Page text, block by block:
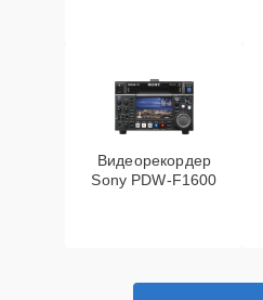
Видеорекордер
Sony PDW-F1600